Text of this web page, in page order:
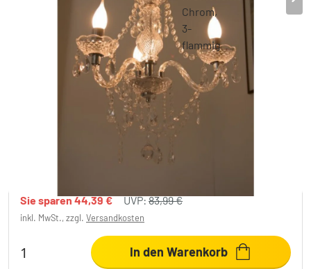
Reality LÜSTER Kronleuchter Chrom, 3-
Sie sparen44,39 € UVP:83,99 €
inkl. MwSt., zzgl. Versandkosten
In den Warenkorb